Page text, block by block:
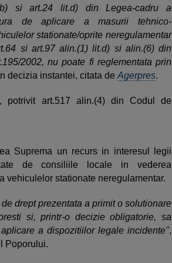
si art.24 lit.d) din Legea-cadru a
de aplicare a masurii tehnico-
stationate/oprite neregulamentar
si art.97 alin.(1) lit.d) si alin.(6) din
2002, nu poate fi reglementata prin
decizia instantei, citata de Agerpres.
potrivit art.517 alin.(4) din Codul de
Suprema un recurs in interesul legii
de consiliile locale in vederea
vehiculelor stationate neregulamentar.
drept prezentata a primit o solutionare
si, printr-o decizie obligatorie, sa
a dispozitiilor legale incidente",
Poporului.